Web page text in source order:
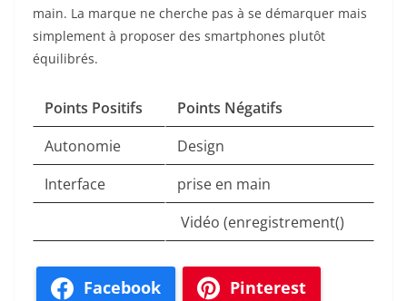
main. La marque ne cherche pas à se démarquer mais
simplement à proposer des smartphones plutôt
équilibrés.
Points Positifs
Points Négatifs
Autonomie
Design
Interface
prise en main
Vidéo (enregistrement()
Facebook Pinterest